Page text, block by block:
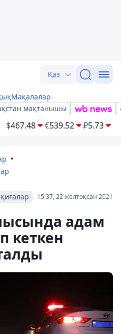
Қаз
Мақалалар
мақтанышы
$467.48 €539.52 ₽5.73
15:37, 22 желтоқсан 2021
адам
кеткен